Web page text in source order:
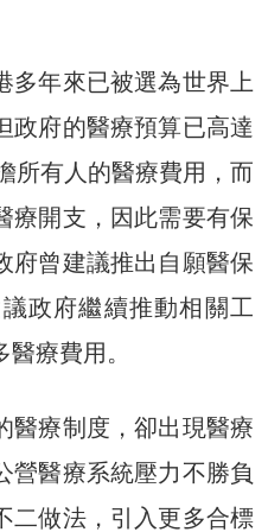
多年來已被選為世界上
政府的醫療預算已高達
所有人的醫療費用，而
療開支，因此需要有保
府曾建議推出自願醫保
政府繼續推動相關工
療費用。
醫療制度，卻出現醫療
營醫療系統壓力不勝負
二做法，引入更多合標